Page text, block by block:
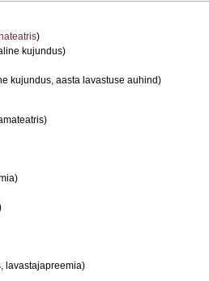
)
kujundus)
kujundus, aasta lavastuse auhind)
lavastajapreemia)